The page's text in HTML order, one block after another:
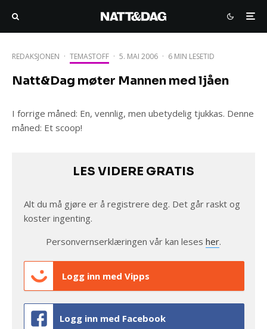
REDAKSJONEN · TEMASTOFF · 5. MAI 2006 · 6 MIN LESETID
Natt&Dag møter Mannen med ljåen
I forrige måned: En, vennlig, men ubetydelig tjukkas. Denne
måned: Et scoop!
LES VIDERE GRATIS
Alt du må gjøre er å registrere deg. Det går raskt og
koster ingenting.
Personvernserklæringen vår kan leses her.
Logg inn med Vipps
Logg inn med Facebook